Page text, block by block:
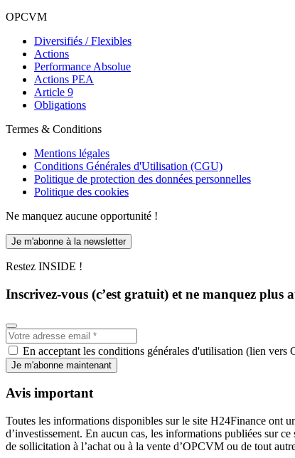
OPCVM
Diversifiés / Flexibles
Actions
Performance Absolue
Actions PEA
Article 9
Obligations
Termes & Conditions
Mentions légales
Conditions Générales d'Utilisation (CGU)
Politique de protection des données personnelles
Politique des cookies
Ne manquez aucune opportunité !
Je m'abonne à la newsletter
Restez INSIDE !
Inscrivez-vous (c’est gratuit) et ne manquez plus
En acceptant les conditions générales d'utilisation (lien
Je m'abonne maintenant
Avis important
Toutes les informations disponibles sur le site H24Finance ont
d’investissement. En aucun cas, les informations publiées sur
de sollicitation à l’achat ou à la vente d’OPCVM ou de tout